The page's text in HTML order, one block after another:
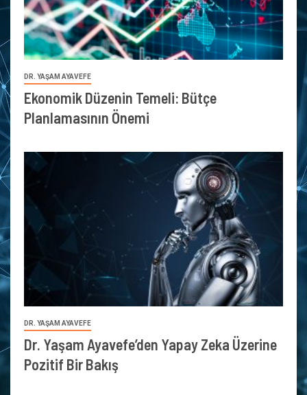
DR. YAŞAM AYAVEFE
Ekonomik Düzenin Temeli: Bütçe
Planlamasının Önemi
DR. YAŞAM AYAVEFE
Dr. Yaşam Ayavefe’den Yapay Zeka Üzerine
Pozitif Bir Bakış